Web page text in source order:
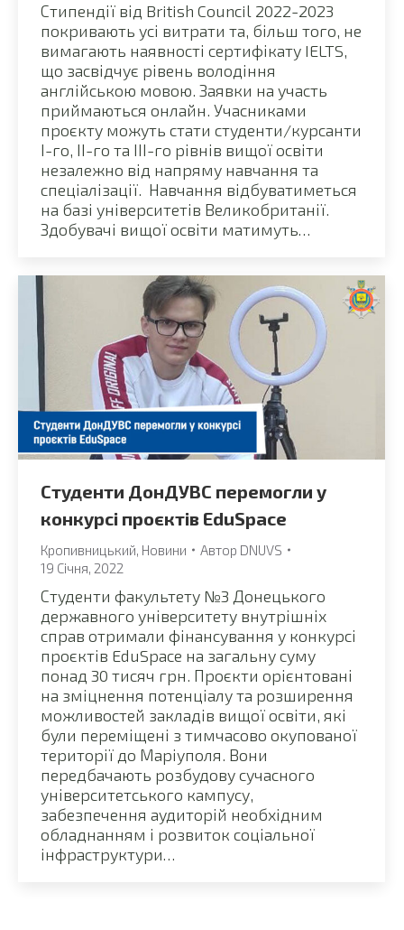
Стипендії від British Council 2022-2023
покривають усі витрати та, більш того, не
вимагають наявності сертифікату IELTS,
що засвідчує рівень володіння
англійською мовою. Заявки на участь
приймаються онлайн. Учасниками
проєкту можуть стати студенти/курсанти
І-го, ІІ-го та ІІІ-го рівнів вищої освіти
незалежно від напряму навчання та
спеціалізації. Навчання відбуватиметься
на базі університетів Великобританії.
Здобувачі вищої освіти матимуть…
Студенти ДонДУВС перемогли у
конкурсі проєктів EduSpacе
Кропивницький Новини Автор DNUVS
19 Січня, 2022
Студенти факультету №3 Донецького
державного університету внутрішніх
справ отримали фінансування у конкурсі
проєктів EduSpacе на загальну суму
понад 30 тисяч грн. Проєкти орієнтовані
на зміцнення потенціалу та розширення
можливостей закладів вищої освіти, які
були переміщені з тимчасово окупованої
території до Маріуполя. Вони
передбачають розбудову сучасного
університетського кампусу,
забезпечення аудиторій необхідним
обладнанням і розвиток соціальної
інфраструктури…